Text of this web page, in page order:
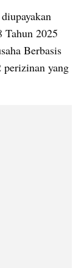
Tahun 2025
Berbasis
perizinan yang